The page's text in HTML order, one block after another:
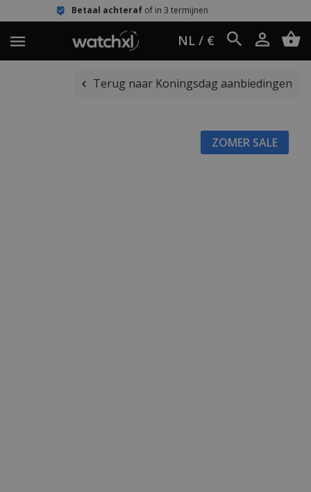
achterafof in 3 termijnen
NL / €
Terug naar Koningsdag aanbiedingen
ZOMER SALE